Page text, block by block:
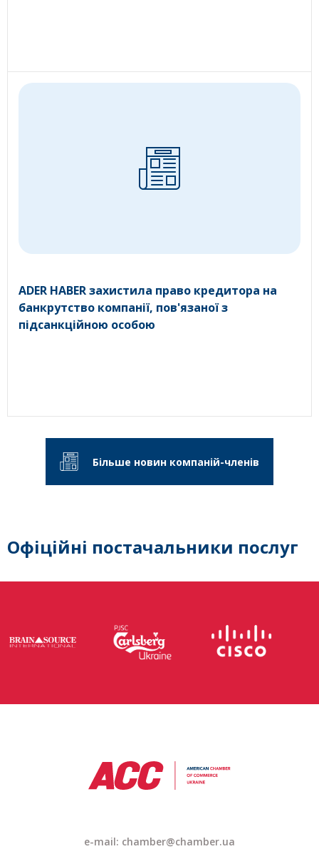
ADER HABER захистила право кредитора на
банкрутство компанії, пов'язаної з
підсанкційною особою
Більше новин компаній-членів
Офіційні постачальники послуг
e-mail: chamber@chamber.ua